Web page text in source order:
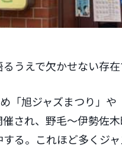
うえで欠かせない存在
「旭ジャズまつり」
され、野毛～伊勢佐
る。これほど多くジ